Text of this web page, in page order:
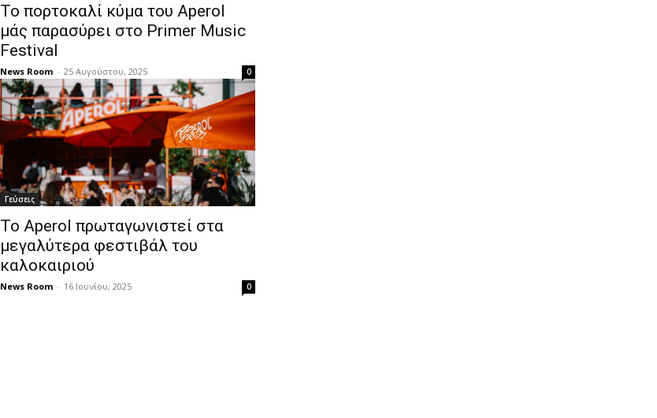
Το πορτοκαλί κύμα του Aperol
μάς παρασύρει στο Primer Music
Festival
News Room - 25 Αυγούστου, 2025 0
Γεύσεις
To Aperol πρωταγωνιστεί στα
μεγαλύτερα φεστιβάλ του
καλοκαιριού
News Room - 16 Ιουνίου, 2025 0